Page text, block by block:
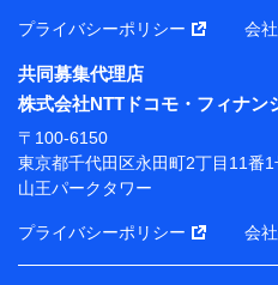
当該個人データを取り扱う各
おり）
東京都千代田区永田町2丁目
株式会社NTTドコモ・フィ
締役社長 廣井 孝史
東京都中央区日本橋人形町
本橋ビル 3F
プライバシーポリシー 会
共同募集代理店
株式会社NTTドコモ・フィナン
〒100-6150
東京都千代田区永田町2丁目11番1
山王パークタワー
プライバシーポリシー 会